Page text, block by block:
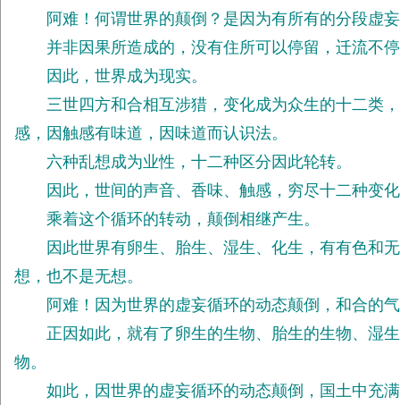
阿难！何谓世界的颠倒？是因为有所有的分段虚妄
并非因果所造成的，没有住所可以停留，迁流不
因此，世界成为现实。
三世四方和合相互涉猎，变化成为众生的十二类，
感，因触感有味道，因味道而认识法。
六种乱想成为业性，十二种区分因此轮转。
因此，世间的声音、香味、触感，穷尽十二种变化
乘着这个循环的转动，颠倒相继产生。
因此世界有卵生、胎生、湿生、化生，有有色和无
想，也不是无想。
阿难！因为世界的虚妄循环的动态颠倒，和合的气
正因如此，就有了卵生的生物、胎生的生物、湿生
物。
如此，因世界的虚妄循环的动态颠倒，国土中充满